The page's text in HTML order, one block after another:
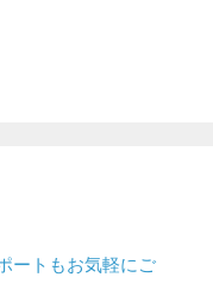
ートもお気軽にご